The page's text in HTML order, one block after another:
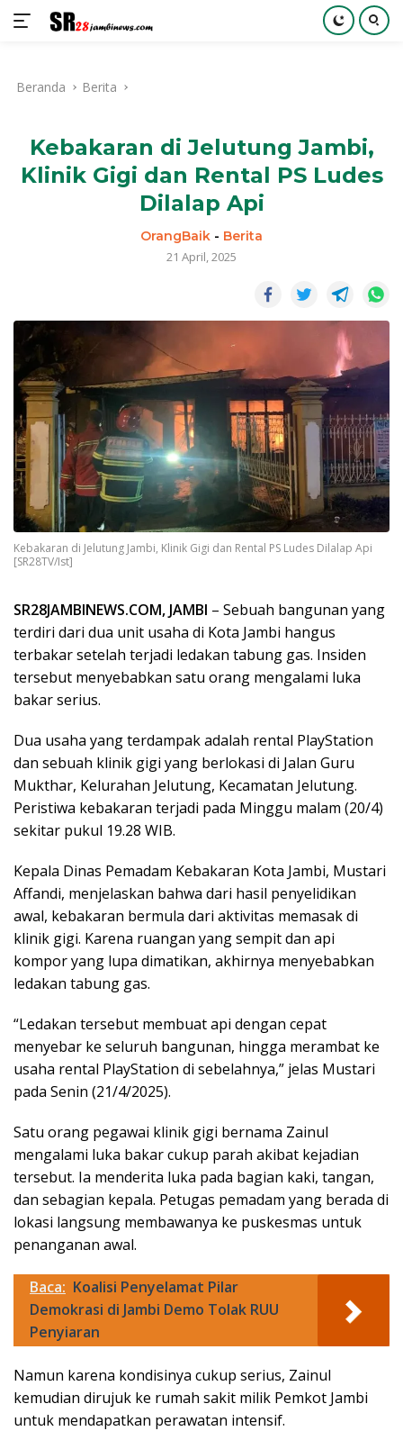
kontenBeranda Berita
Kebakaran di Jelutung Jambi,
Klinik Gigi dan Rental PS Ludes
Dilalap Api
OrangBaik - Berita
21 April, 2025
Kebakaran di Jelutung Jambi, Klinik Gigi dan Rental PS Ludes Dilalap Api
[SR28TV/Ist]
SR28JAMBINEWS.COM, JAMBI – Sebuah bangunan yang
terdiri dari dua unit usaha di Kota Jambi hangus
terbakar setelah terjadi ledakan tabung gas. Insiden
tersebut menyebabkan satu orang mengalami luka
bakar serius.
Dua usaha yang terdampak adalah rental PlayStation
dan sebuah klinik gigi yang berlokasi di Jalan Guru
Mukthar, Kelurahan Jelutung, Kecamatan Jelutung.
Peristiwa kebakaran terjadi pada Minggu malam (20/4)
sekitar pukul 19.28 WIB.
Kepala Dinas Pemadam Kebakaran Kota Jambi, Mustari
Affandi, menjelaskan bahwa dari hasil penyelidikan
awal, kebakaran bermula dari aktivitas memasak di
klinik gigi. Karena ruangan yang sempit dan api
kompor yang lupa dimatikan, akhirnya menyebabkan
ledakan tabung gas.
“Ledakan tersebut membuat api dengan cepat
menyebar ke seluruh bangunan, hingga merambat ke
usaha rental PlayStation di sebelahnya,” jelas Mustari
pada Senin (21/4/2025).
Satu orang pegawai klinik gigi bernama Zainul
mengalami luka bakar cukup parah akibat kejadian
tersebut. Ia menderita luka pada bagian kaki, tangan,
dan sebagian kepala. Petugas pemadam yang berada di
lokasi langsung membawanya ke puskesmas untuk
penanganan awal.
Baca: Koalisi Penyelamat Pilar
Demokrasi di Jambi Demo Tolak RUU
Penyiaran
Namun karena kondisinya cukup serius, Zainul
kemudian dirujuk ke rumah sakit milik Pemkot Jambi
untuk mendapatkan perawatan intensif.